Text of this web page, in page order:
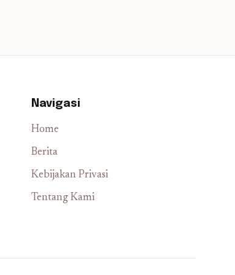
Navigasi
Home
Berita
Kebijakan Privasi
Tentang Kami